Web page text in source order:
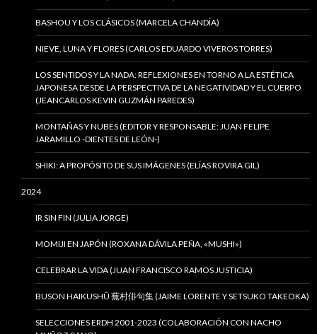
BASHOU Y LOS CLÁSICOS (MARCELA CHANDÍA)
NIEVE, LUNA Y FLORES (CARLOS EDUARDO VIVEROS TORRES)
LOS SENTIDOS Y LA NADA: REFLEXIONES EN TORNO A LA ESTÉTICA
JAPONESA DESDE LA PERSPECTIVA DE LA NEGATIVIDAD Y EL CUERPO
(JEANCARLOS KEVIN GUZMÁN PAREDES)
MONTAÑAS Y NUBES (EDITOR Y RESPONSABLE: JUAN FELIPE
JARAMILLO -DIENTES DE LEÓN-)
SHIKI: A PROPÓSITO DE SUS IMÁGENES (ELÍAS ROVIRA GIL)
2024
IR SIN FIN (JULIA JORGE)
MOMIJI EN JAPÓN (ROXANA DÁVILA PEÑA, «MUSHI»)
CELEBRAR LA VIDA (JUAN FRANCISCO RAMOS JUSTICIA)
BUSON HAIKUSHÛ 蕪村俳句集 (JAIME LORENTE Y SETSUKO TAKEOKA)
SELECCIONES ERDH 2001-2023 (COLABORACIÓN CON NACHO